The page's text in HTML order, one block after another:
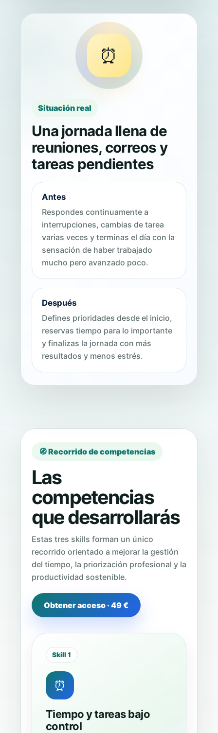
⏰
Situación real
Una jornada llena de
reuniones, correos y
tareas pendientes
Antes
Respondes continuamente a
interrupciones, cambias de tarea
varias veces y terminas el día con la
sensación de haber trabajado
mucho pero avanzado poco.
Después
Defines prioridades desde el inicio,
reservas tiempo para lo importante
y finalizas la jornada con más
resultados y menos estrés.
🧭 Recorrido de competencias
Las
competencias
que desarrollarás
Estas tres skills forman un único
recorrido orientado a mejorar la gestión
del tiempo, la priorización profesional y la
productividad sostenible.
Obtener acceso · 49 €
Skill 1
⏰
Tiempo y tareas bajo
control